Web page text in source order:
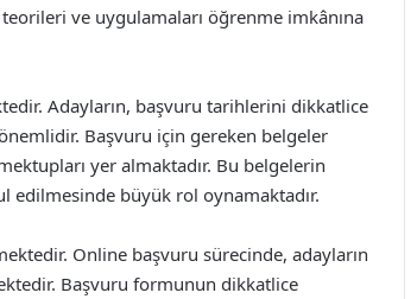
ve uygulamaları öğrenme imkânına
Adayların, başvuru tarihlerini dikkatlice
Başvuru için gereken belgeler
yer almaktadır. Bu belgelerin
edilmesinde büyük rol oynamaktadır.
Online başvuru sürecinde, adayların
Başvuru formunun dikkatlice